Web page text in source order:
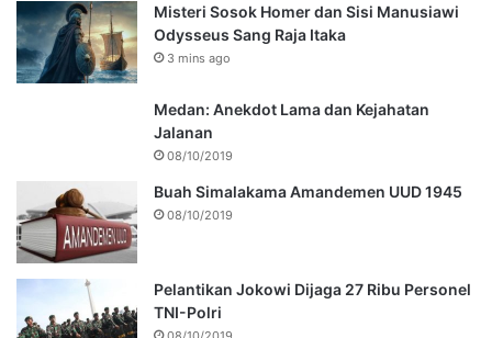
Misteri Sosok Homer dan Sisi Manusiawi
Odysseus Sang Raja Itaka
3 mins ago
Medan: Anekdot Lama dan Kejahatan
Jalanan
08/10/2019
Buah Simalakama Amandemen UUD 1945
08/10/2019
Pelantikan Jokowi Dijaga 27 Ribu Personel
TNI-Polri